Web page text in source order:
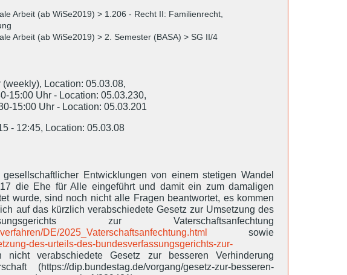
Arbeit (ab WiSe2019) > 1.206 - Recht II: Familienrecht,
Arbeit (ab WiSe2019) > 2. Semester (BASA) > SG II/4
Location: 05.03.08,
15:00 Uhr - Location: 05.03.230,
15:00 Uhr - Location: 05.03.201
- 12:45, Location: 05.03.08
Entwicklungen von einem stetigen Wandel
die Ehe für Alle eingeführt und damit ein zum damaligen
wurde, sind noch nicht alle Fragen beantwortet, es kommen
auf das kürzlich verabschiedete Gesetz zur Umsetzung des
zur Vaterschaftsanfechtung
DE/2025_Vaterschaftsanfechtung.html
sowie
des-urteils-des-bundesverfassungsgerichts-zur-
verabschiedete Gesetz zur besseren Verhinderung
(https://dip.bundestag.de/vorgang/gesetz-zur-besseren-